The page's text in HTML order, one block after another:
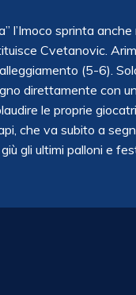
l’Imoco sprinta
Cvetanovic.
(5-6).
direttamente con
le proprie
che va subito a
gli ultimi palloni e